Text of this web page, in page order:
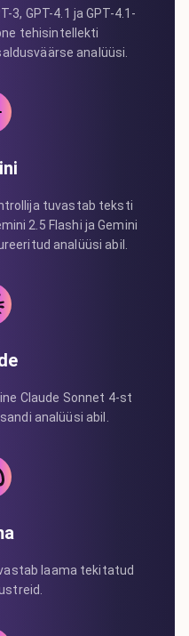
3, GPT-4.1 ja GPT-4.1-
tehisintellekti
analüüsi.
tuvastab teksti
2.5 Flashi ja Gemini
analüüsi abil.
Claude Sonnet 4-st
analüüsi abil.
laama tekitatud